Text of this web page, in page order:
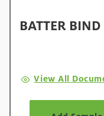
BATTER
View All